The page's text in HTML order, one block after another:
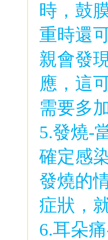
時，鼓
重時還
親會發
應，這
需要多
5.發燒-
確定感
發燒的
症狀，
6.耳朵痛